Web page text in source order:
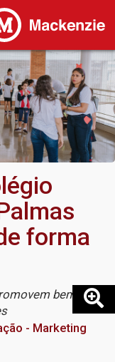
forma
bem-estar
- Marketing